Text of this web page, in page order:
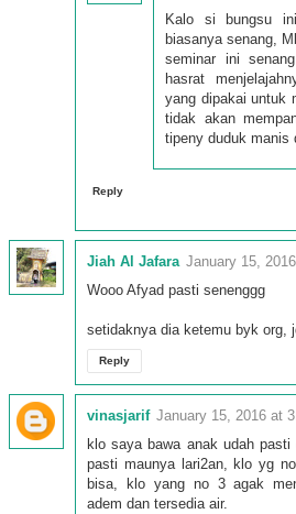
Kalo si bungsu
biasanya senang,
seminar ini
hasrat
yang dipakai untuk
tidak akan
tipeny duduk manis
Reply
Jiah Al Jafara January 15,
Wooo Afyad pasti senenggg
setidaknya dia ketemu byk org,
Reply
vinasjarif January 15, 2016 at
klo saya bawa anak udah
pasti maunya lari2an, klo yg
bisa, klo yang no 3 agak
adem dan tersedia air.